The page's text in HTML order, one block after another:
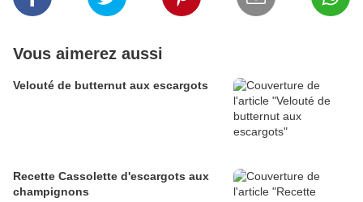
Vous aimerez aussi
Velouté de butternut aux escargots
Recette Cassolette d'escargots aux
champignons